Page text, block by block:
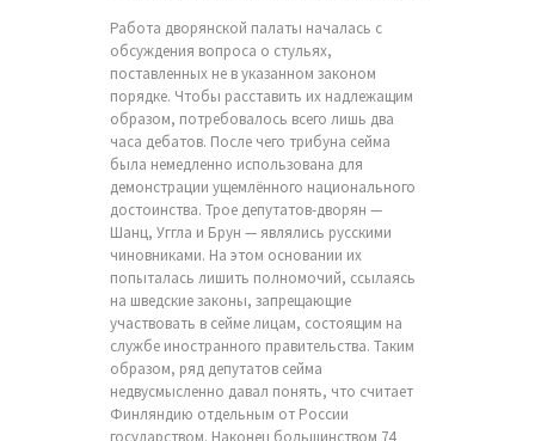
Работа дворянской палаты началась с
обсуждения вопроса о стульях,
поставленных не в указанном законом
порядке. Чтобы расставить их надлежащим
образом, потребовалось всего лишь два
часа дебатов. После чего трибуна сейма
была немедленно использована для
демонстрации ущемлённого национального
достоинства. Трое депутатов-дворян —
Шанц, Уггла и Брун — являлись русскими
чиновниками. На этом основании их
попыталась лишить полномочий, ссылаясь
на шведские законы, запрещающие
участвовать в сейме лицам, состоящим на
службе иностранного правительства. Таким
образом, ряд депутатов сейма
недвусмысленно давал понять, что считает
Финляндию отдельным от России